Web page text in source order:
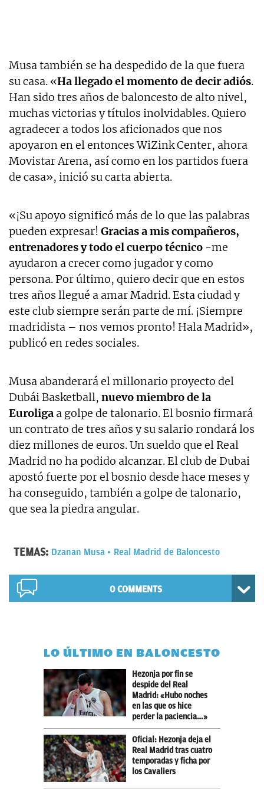
Musa también se ha despedido de la que fuera
su casa. «Ha llegado el momento de decir adiós.
Han sido tres años de baloncesto de alto nivel,
muchas victorias y títulos inolvidables. Quiero
agradecer a todos los aficionados que nos
apoyaron en el entonces WiZink Center, ahora
Movistar Arena, así como en los partidos fuera
de casa», inició su carta abierta.
«¡Su apoyo significó más de lo que las palabras
pueden expresar! Gracias a mis compañeros,
entrenadores y todo el cuerpo técnico -me
ayudaron a crecer como jugador y como
persona. Por último, quiero decir que en estos
tres años llegué a amar Madrid. Esta ciudad y
este club siempre serán parte de mí. ¡Siempre
madridista – nos vemos pronto! Hala Madrid»,
publicó en redes sociales.
Musa abanderará el millonario proyecto del
Dubái Basketball, nuevo miembro de la
Euroliga a golpe de talonario. El bosnio firmará
un contrato de tres años y su salario rondará los
diez millones de euros. Un sueldo que el Real
Madrid no ha podido alcanzar. El club de Dubai
apostó fuerte por el bosnio desde hace meses y
ha conseguido, también a golpe de talonario,
que sea la piedra angular.
TEMAS: Dzanan Musa Real Madrid de Baloncesto
0 COMMENTS
LO ÚLTIMO EN BALONCESTO
Hezonja por fin se
despide del Real
Madrid: «Hubo noches
en las que os hice
perder la paciencia…»
Oficial: Hezonja deja el
Real Madrid tras cuatro
temporadas y ficha por
los Cavaliers